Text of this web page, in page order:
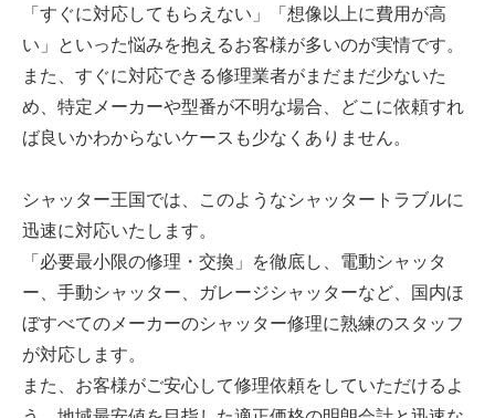
「すぐに対応してもらえない」「想像以上に費用が高
い」といった悩みを抱えるお客様が多いのが実情です。
また、すぐに対応できる修理業者がまだまだ少ないた
め、特定メーカーや型番が不明な場合、どこに依頼すれ
ば良いかわからないケースも少なくありません。
シャッター王国では、このようなシャッタートラブルに
迅速に対応いたします。
「必要最小限の修理・交換」を徹底し、電動シャッタ
ー、手動シャッター、ガレージシャッターなど、国内ほ
ぼすべてのメーカーのシャッター修理に熟練のスタッフ
が対応します。
また、お客様がご安心して修理依頼をしていただけるよ